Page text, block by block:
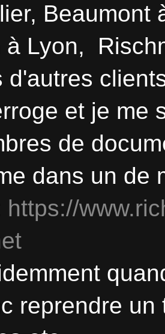
à Lyon,
d'autres
et je me
de
dans un de
https://
reprendre